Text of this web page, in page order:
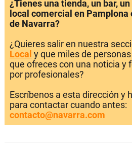
¿Tienes una tienda, un bar,
local comercial en Pamplona
de Navarra?
¿Quieres salir en nuestra
Local y que miles de
que ofreces con una noticia y
por profesionales?
Escríbenos a esta dirección y
para contactar cuando antes:
contacto@navarra.com